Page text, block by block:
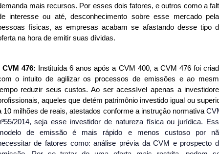
mais recursos. Por esses dois fatores, e outros como a
interesse ou até, desconhecimento sobre esse mercado
físicas, as empresas acabam se afastando desse tipo
na hora de emitir suas dívidas.
476:
Instituída 6 anos após a CVM 400, a CVM 476 foi
o intuito de agilizar os processos de emissões e ao
reduzir seus custos. Ao ser acessível apenas a
aqueles que detém patrimônio investido igual ou
10 milhões de reais, atestados conforme a instrução normativa
2014, seja esse investidor de natureza física ou jurídica.
de emissão é mais rápido e menos custoso por
de fatores como: análise prévia da CVM e prospecto